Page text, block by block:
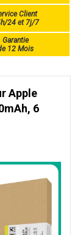
Client
24 et 7j/7
Garantie
12 Mois
Apple
6